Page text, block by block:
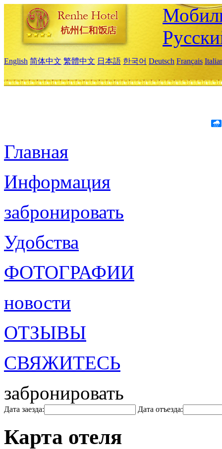
English 简体中文 繁體中文 日本語 한국어 Deutsch Français
Главная
Информация
забронировать
Удобства
ФОТОГРАФИИ
новости
ОТЗЫВЫ
СВЯЖИТЕСЬ
забронировать
Дата заезда: Дата отъезда:
Карта отеля